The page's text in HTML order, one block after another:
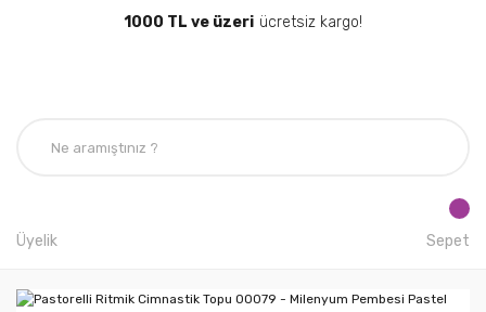
1000 TL ve üzeri ücretsiz kargo!
Üyelik Sepet